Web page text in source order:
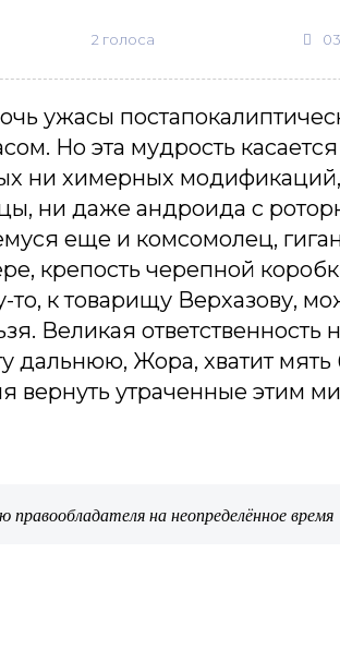
2 голоса
ужасы
Но эта мудрость
ни химерных
ни даже андроида с
еще и комсомолец,
крепость черепной
то, к товарищу Верхазову,
Великая
дальнюю, Жора, хватит мять
вернуть утраченные этим
правообладателя на неопределённое время